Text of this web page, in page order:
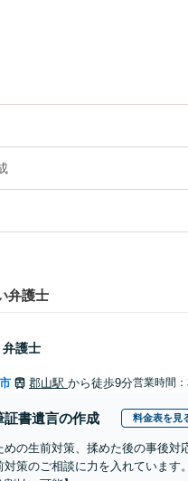
弁護士
弁護士
郡山駅 から徒歩9分営業時間
証書遺言の作成 料金表を見
めの生前対策、揉めた後の事後
対策のご相談に力を入れていま